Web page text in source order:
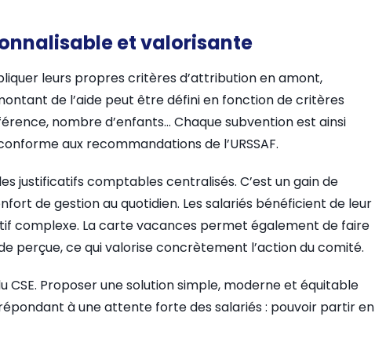
et valorisante
leurs propres critères d’attribution en amont,
de l’aide peut être défini en fonction de critères
nombre d’enfants… Chaque subvention est ainsi
aux recommandations de l’URSSAF.
justificatifs comptables centralisés. C’est un gain de
de gestion au quotidien. Les salariés bénéficient de leur
complexe. La carte vacances permet également de faire
perçue, ce qui valorise concrètement l’action du comité.
CSE. Proposer une solution simple, moderne et équitable
à une attente forte des salariés : pouvoir partir en